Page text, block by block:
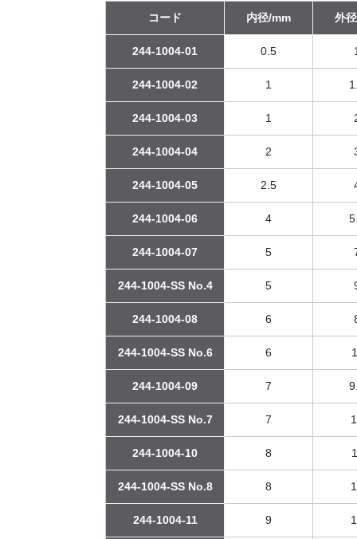
コード 内径/mm 外
244-1004-01 0.5
244-1004-02 1
244-1004-03 1
244-1004-04 2
244-1004-05 2.5
244-1004-06 4
244-1004-07 5
244-1004-SS No.4 5
244-1004-08 6
244-1004-SS No.6 6
244-1004-09 7
244-1004-SS No.7 7
244-1004-10 8
244-1004-SS No.8 8
244-1004-11 9